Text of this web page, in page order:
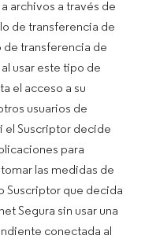
archivos a través de
de transferencia de
de transferencia de
usar este tipo de
el acceso a su
usuarios de
el Suscriptor decide
para
las medidas de
Suscriptor que decida
Segura sin usar una
conectada al